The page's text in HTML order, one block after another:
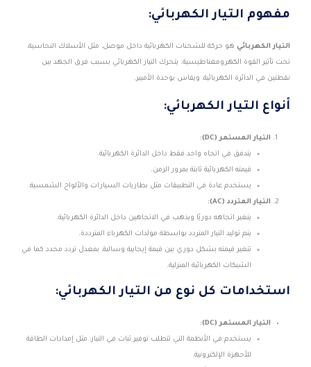
مفهوم التيار الكهربائي:
التيار الكهربائي هو حركة للشحنات الكهربائية داخل موصل، مثل الأسلاك النحاسية،
تحت تأثير القوة الكهرومغناطيسية. يتحرك التيار الكهربائي بسبب فرق الجهد بين
نقطتين في الدائرة الكهربائية، ويقاس بوحدة الأمبير.
أنواع التيار الكهربائي:
التيار المستمر (DC):
يتدفق في اتجاه واحد فقط داخل الدائرة الكهربائية.
قيمته الكهربائية ثابتة بمرور الزمن.
يستخدم عادة في التطبيقات مثل بطاريات السيارات والألواح الشمسية.
التيار المتردد (AC):
يتغير اتجاهه دوريًا ويذهب في الاتجاهين داخل الدائرة الكهربائية.
يتم توليد التيار المتردد بواسطة مولدات الكهرباء المترددة.
تتغير قيمته بشكل دوري بين قيمة إيجابية وسالبة، بمعدل تردد محدد كما في
الشبكات الكهربائية المنزلية.
استخدامات كل نوع من التيار الكهربائي:
التيار المستمر (DC):
يستخدم في الأنظمة التي تتطلب توفير ثبات في التيار، مثل إمدادات الطاقة
للأجهزة الإلكترونية.